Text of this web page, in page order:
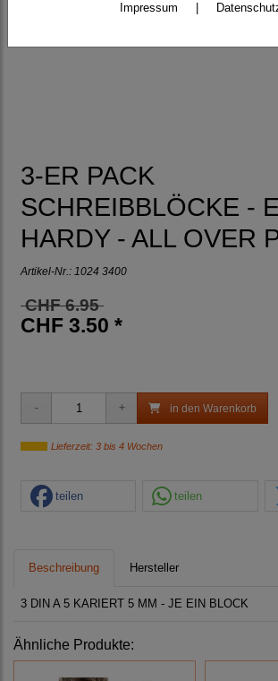
3-ER PACK
SCHREIBBLÖCKE -
HARDY - ALL OVER
Artikel-Nr.: 1024 3400
CHF 6.95
CHF 3.50 *
in den Warenkorb
Lieferzeit: 3 bis 4 Wochen
teilen teilen
Beschreibung Hersteller
3 DIN A 5 KARIERT 5 MM - JE EIN BLOCK
Ähnliche Produkte:
Impressum